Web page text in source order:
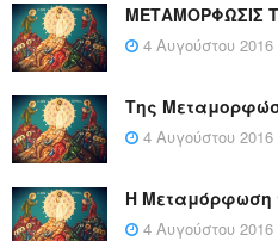
ΜΕΤΑΜΟΡΦΩΣΙΣ
4 Αυγούστου 2016
Της
4 Αυγούστου 2016
Η Μεταμόρφωση
4 Αυγούστου 2016